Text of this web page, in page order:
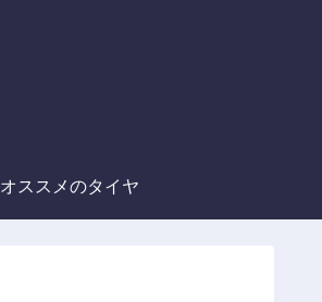
オススメのタイヤ